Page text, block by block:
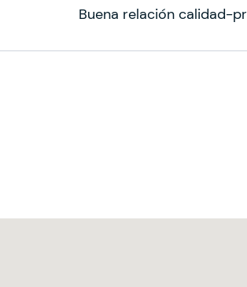
Buena relación calidad-